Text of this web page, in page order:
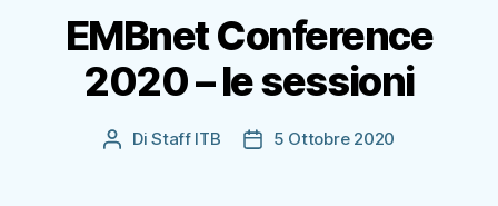
EMBnet Conference
2020 – le sessioni
Autore
DiStaff ITB
Data5 Ottobre 2020